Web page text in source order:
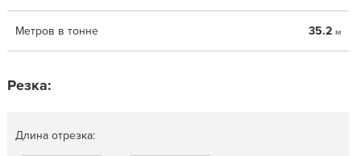
Метров в тонне 35.2 м
Резка:
Длина отрезка: